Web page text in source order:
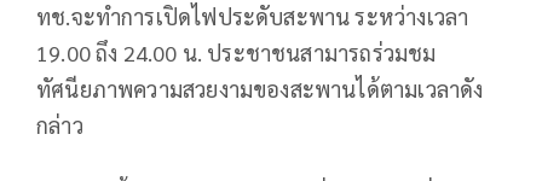
ทช.จะทำการเปิดไฟประดับสะพาน ระหว่างเวลา
19.00 ถึง 24.00 น. ประชาชนสามารถร่วมชม
ทัศนียภาพความสวยงามของสะพานได้ตามเวลาดัง
กล่าว